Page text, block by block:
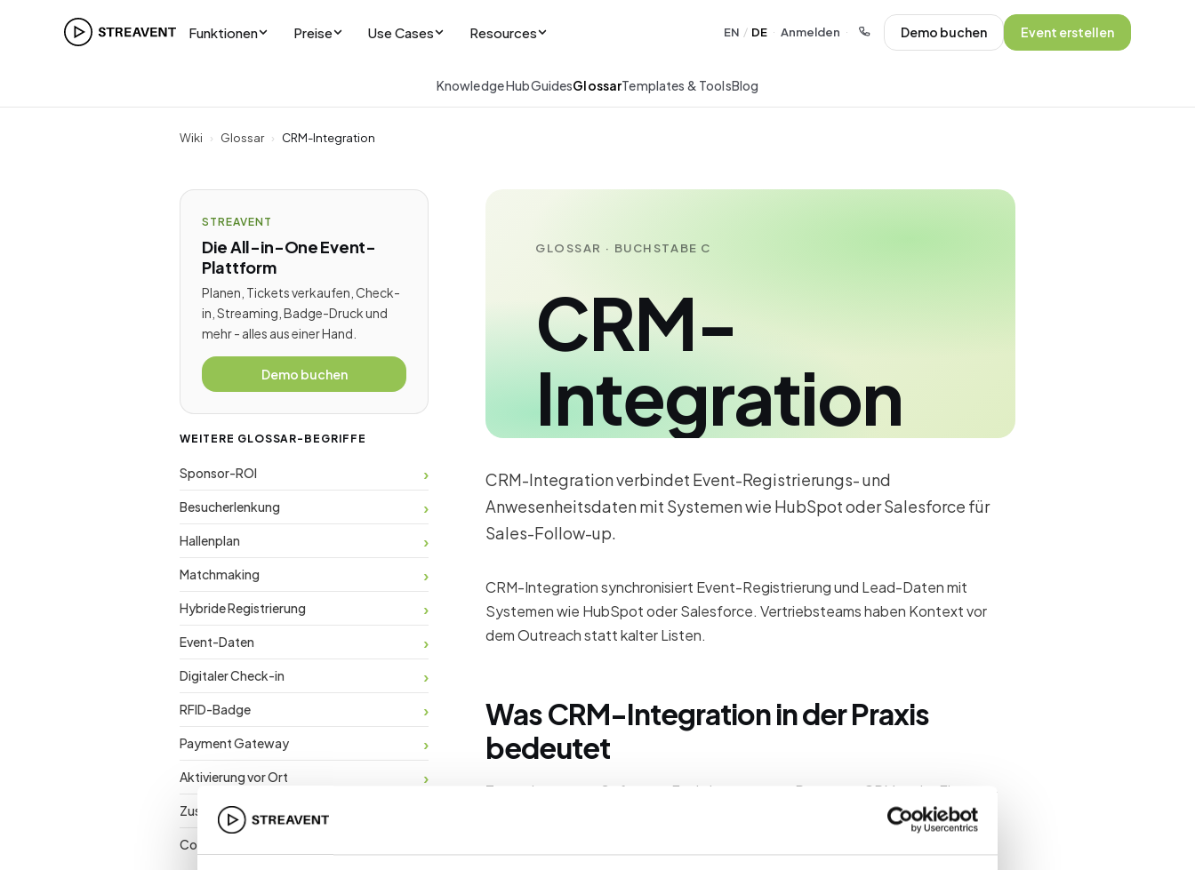
Funktionen Preise Use Cases Resources EN / DE · Anmelden · Demo buchen Event erstellen
Knowledge HubGuidesGlossarTemplates & ToolsBlog
Wiki › Glossar › CRM-Integration
STREAVENT
Die All-in-One Event-
Plattform
Planen, Tickets verkaufen, Check-
in, Streaming, Badge-Druck und
mehr - alles aus einer Hand.
Demo buchen
WEITERE GLOSSAR-BEGRIFFE
Sponsor-ROI
Besucherlenkung
Hallenplan
Matchmaking
Hybride Registrierung
Event-Daten
Digitaler Check-in
RFID-Badge
Payment Gateway
Aktivierung vor Ort
Zuschauerbindung
Conversion Rate
GLOSSAR · BUCHSTABE C
CRM-
Integration
CRM-Integration verbindet Event-Registrierungs- und
Anwesenheitsdaten mit Systemen wie HubSpot oder Salesforce für
Sales-Follow-up.
CRM-Integration synchronisiert Event-Registrierung und Lead-Daten mit
Systemen wie HubSpot oder Salesforce. Vertriebsteams haben Kontext vor
dem Outreach statt kalter Listen.
Was CRM-Integration in der Praxis
bedeutet
Teams bewerten Software-Funktionen gegen Prozesse, CRM- oder Finance-
Integrationen und Admin-Aufwand ohne Dauer-Support. Der Begriff mappt